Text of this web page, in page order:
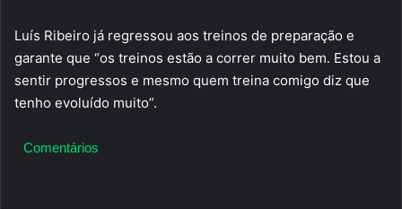
Luís Ribeiro já regressou aos treinos de preparação e
garante que “os treinos estão a correr muito bem. Estou a
sentir progressos e mesmo quem treina comigo diz que
tenho evoluído muito”.
Comentários